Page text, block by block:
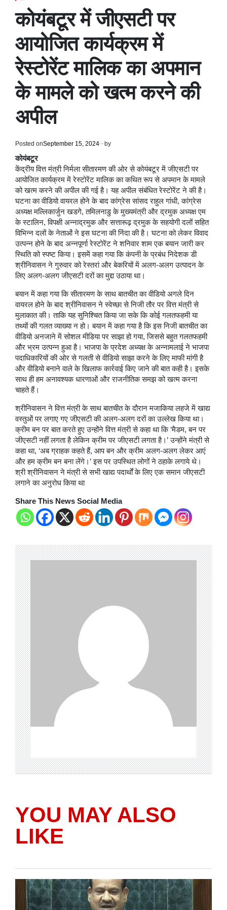
कोयंबटूर में जीएसटी पर
आयोजित कार्यक्रम में
रेस्टोरेंट मालिक का अपमान
के मामले को खत्म करने की
अपील
Posted onSeptember 15, 2024 by
कोयंबटूर
केंद्रीय वित्त मंत्री निर्मला सीतारमण की ओर से कोयंबटूर में जीएसटी पर
आयोजित कार्यक्रम में रेस्टोरेंट मालिक का कथित रूप से अपमान के मामले
को खत्म करने की अपील की गई है। यह अपील संबंधित रेस्टोरेंट ने की है।
घटना का वीडियो वायरल होने के बाद कांग्रेस सांसद राहुल गांधी, कांग्रेस
अध्यक्ष मल्लिकार्जुन खडगे, तमिलनाडु के मुख्यमंत्री और द्रमुक अध्यक्ष एम
के स्टालिन, विपक्षी अन्नाद्रमुक और सत्तारूढ़ द्रमुक के सहयोगी दलों सहित
विभिन्न दलों के नेताओं ने इस घटना की निंदा की है। घटना को लेकर विवाद
उत्पन्न होने के बाद अन्नपूर्णा रेस्टोरेंट ने शनिवार शाम एक बयान जारी कर
स्थिति को स्पष्ट किया। इसमें कहा गया कि कंपनी के प्रबंध निदेशक डी
श्रीनिवासन ने गुरुवार को रेस्तरां और बेकरियों में अलग-अलग उत्पादन के
लिए अलग-अलग जीएसटी दरों का मुद्दा उठाया था।
बयान में कहा गया कि सीतारमण के साथ बातचीत का वीडियो अगले दिन
वायरल होने के बाद श्रीनिवासन ने स्वेच्छा से निजी तौर पर वित्त मंत्री से
मुलाकात की। ताकि यह सुनिश्चित किया जा सके कि कोई गलतफहमी या
तथ्यों की गलत व्याख्या न हो। बयान में कहा गया है कि इस निजी बातचीत का
वीडियो अनजाने में सोशल मीडिया पर साझा हो गया, जिससे बहुत गलतफहमी
और भ्रम उत्पन्न हुआ है। भाजपा के प्रदेश अध्यक्ष के अन्नामलाई ने भाजपा
पदाधिकारियों की ओर से गलती से वीडियो साझा करने के लिए माफी मांगी है
और वीडियो बनाने वाले के खिलाफ कार्रवाई किए जाने की बात कही है। इसके
साथ ही हम अनावश्यक धारणाओं और राजनीतिक समझ को खत्म करना
चाहते हैं।
श्रीनिवासन ने वित्त मंत्री के साथ बातचीत के दौरान मजाकिया लहजे में खाद्य
वस्तुओं पर लगाए गए जीएसटी की अलग-अलग दरों का उल्लेख किया था।
क्रीम बन पर बात करते हुए उन्होंने वित्त मंत्री से कहा था कि ‘मैडम, बन पर
जीएसटी नहीं लगता है लेकिन क्रीम पर जीएसटी लगता है।’ उन्होंने मंत्री से
कहा था, ‘अब ग्राहक कहते हैं, आप बन और क्रीम अलग-अलग लेकर आएं
और हम क्रीम बन बना लेंगे।’ इस पर उपस्थित लोगों ने ठहाके लगाये थे।
श्री श्रीनिवासन ने मंत्री से सभी खाद्य पदार्थों के लिए एक समान जीएसटी
लगाने का अनुरोध किया था
Share This News Social Media
YOU MAY ALSO
LIKE